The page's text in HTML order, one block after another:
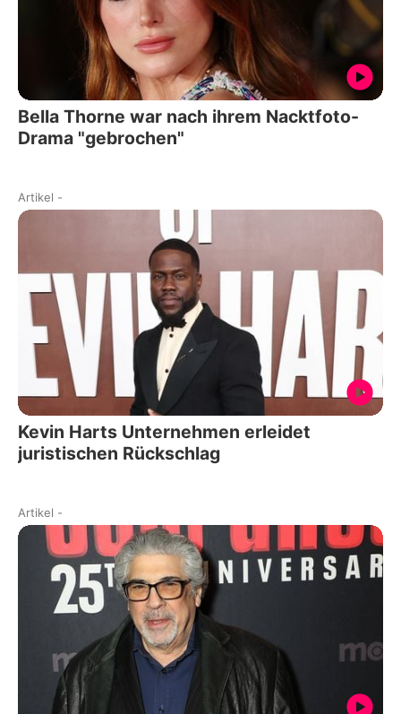
Bella Thorne war nach ihrem Nacktfoto-
Drama "gebrochen"
Artikel -
Kevin Harts Unternehmen erleidet
juristischen Rückschlag
Artikel -